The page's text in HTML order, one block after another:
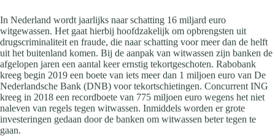
In Nederland wordt jaarlijks naar schatting 16 miljard euro
witgewassen. Het gaat hierbij hoofdzakelijk om opbrengsten uit
drugscriminaliteit en fraude, die naar schatting voor meer dan de helft
uit het buitenland komen. Bij de aanpak van witwassen zijn banken de
afgelopen jaren een aantal keer ernstig tekortgeschoten. Rabobank
kreeg begin 2019 een boete van iets meer dan 1 miljoen euro van De
Nederlandsche Bank (DNB) voor tekortschietingen. Concurrent ING
kreeg in 2018 een recordboete van 775 miljoen euro wegens het niet
naleven van regels tegen witwassen. Inmiddels worden er grote
investeringen gedaan door de banken om witwassen beter tegen te
gaan.